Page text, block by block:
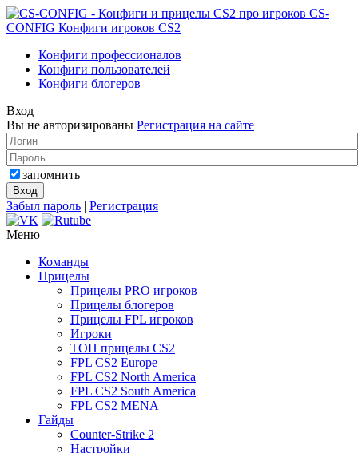
CS-
CONFIG Конфиги игроков CS2
Конфиги профессионалов
Конфиги пользователей
Конфиги блогеров
Вход
Вы не авторизированы Регистрация на сайте
запомнить
Забыл пароль | Регистрация
Меню
Команды
Прицелы
Прицелы PRO игроков
Прицелы блогеров
Прицелы FPL игроков
Игроки
ТОП прицелы CS2
FPL CS2 Europe
FPL CS2 North America
FPL CS2 South America
FPL CS2 MENA
Гайды
Counter-Strike 2
Настройки